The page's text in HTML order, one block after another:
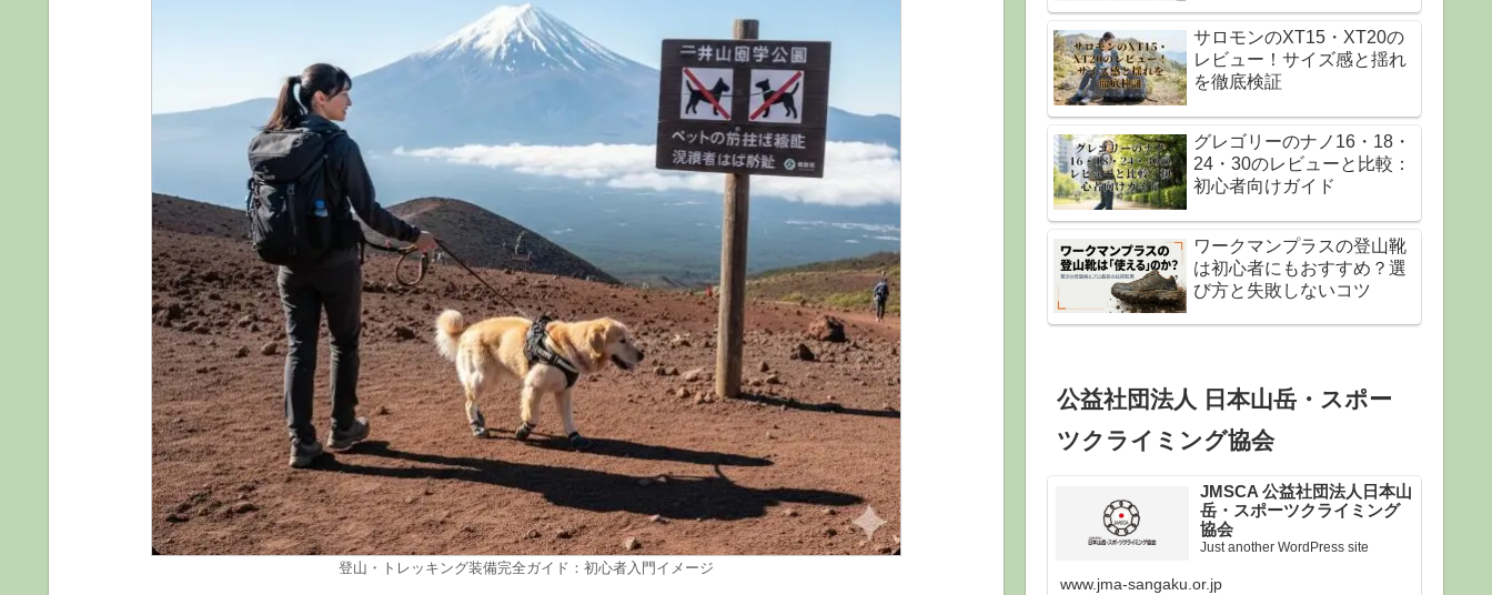
登山・トレッキング装備完全ガイド：初心者入門イメージ
サロモンのXT15・XT20の
レビュー！サイズ感と揺れ
を徹底検証
グレゴリーのナノ16・18・
24・30のレビューと比較：
初心者向けガイド
ワークマンプラスの登山靴
は初心者にもおすすめ？選
び方と失敗しないコツ
公益社団法人 日本山岳・スポー
ツクライミング協会
JMSCA 公益社団法人日本山
岳・スポーツクライミング
協会
Just another WordPress site
www.jma-sangaku.or.jp